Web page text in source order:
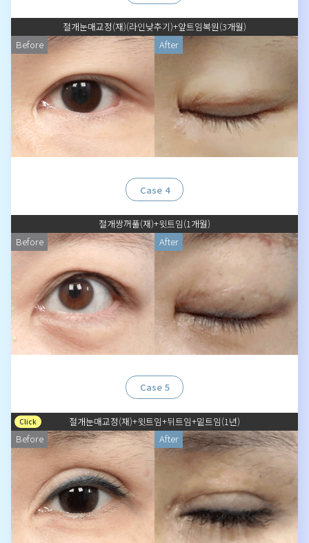
절개눈매교정(재)(라인낮추기)+앞트임복원(3개월)
Before
After
Case 4
절개쌍꺼풀(재)+윗트임(1개월)
Before
After
Case 5
절개눈매교정(재)+윗트임+뒤트임+밑트임(1년)
Click
Before After